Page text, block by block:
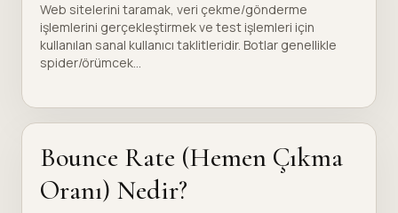
Web sitelerini taramak, veri çekme/gönderme
işlemlerini gerçekleştirmek ve test işlemleri için
kullanılan sanal kullanıcı taklitleridir. Botlar genellikle
spider/örümcek...
Bounce Rate (Hemen Çıkma
Oranı) Nedir?